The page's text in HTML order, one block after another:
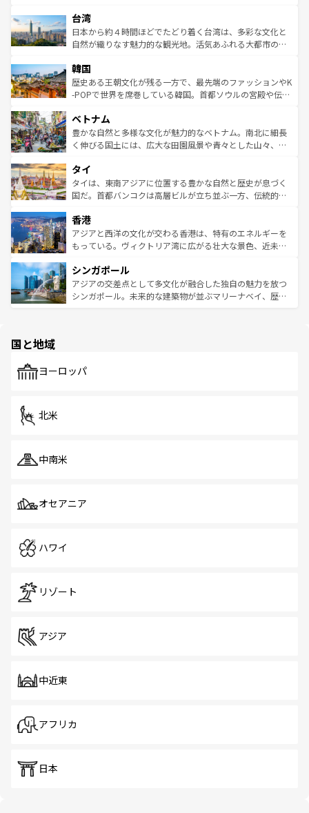
情報は
人々、おいしいローカルフードやハワイアンミュージッ
ク、伝統的なフラダンスなど、すべてがハワイの魅力を彩
っている。訪れるたびに新しい発見と感動が待っているハ
はコンテンツ一覧
リアリーフや大陸中央部にそびえるウルル（エアーズロッ
ク）、タスマニアの美しい原生林やケアンズの熱帯雨林な
ど、見どころがたくさん。また、カフェやワイン、オージ
いる。アクティビティも充実しており、サーフィンやダイ
ビング、ハイキングなど、アウトドア好きにはたまらな
い。オーストラリアの多彩な魅力を存分に味わいつくそ
参照してほしい。
台湾
日本から約４時間ほどでたどり着く台湾は、多彩な文化と
自然が織りなす魅力的な観光地。活気あふれる大都市の台
ン）、静ひつな山岳地帯である台湾東部など、都市の喧騒
と山間の静けさが共存しており、訪れる人に新しい発見と
驚きをもたらしてくれる。また、奥深い台湾の食文化も魅
容にもいいと評判のスイーツなど、バラエティ豊かな料理
が味わえる。 なお、新着の台湾情報は コンテンツ一覧を参
照してほしい。
韓国
歴史ある王朝文化が残る一方で、最先端のファッションやK
-POPで世界を席巻している韓国。首都ソウルの宮殿や伝統
き、地方に足を延ばせば四季折々の自然美を楽しむことが
できる。そして、キムチや焼肉、絶品のストリートフード
まで、さまざまな韓国料理が待っている。夜には、韓国な
リティに包まれながら、韓国の多彩な魅力を心ゆくまで味
わってみてほしい。 なお、新着の韓国情報はコンテンツ一
覧を参照してほしい。
ベトナム
豊かな自然と多様な文化が魅力的なベトナム。南北に細長
く伸びる国土には、広大な田園風景や青々とした山々、世
急速な発展と共に伝統が息づく。ハノイの古い町並みやホ
ーチミン市のフランス統治時代の建物も、独特の雰囲気を
醸し出している。また、バラエティの豊かさとおいしさで
とつ。フォーやバインミー、ベトナムコーヒーなどは、ぜ
ひ現地で味わいたい。どの地域を訪れてもあたたかい人々
が旅行者を迎えてくれるので、きっと忘れられない旅にな
参照してほしい。
タイ
タイは、東南アジアに位置する豊かな自然と歴史が息づく
国だ。首都バンコクは高層ビルが立ち並ぶ一方、伝統的な
の活気が交差している。北部ではチェンマイなどの山岳地
帯で自然と触れ合い、南部ではプーケットやクラビの美し
いビーチでリゾート気分を楽しむことができる。タイ料理
激する。気候は一年中温暖で、どの季節にも異なる楽しみ
が待っている。親しみやすいタイの人々、仏教を中心とし
た文化、そして多様な観光資源が、訪れる旅人を魅了し続
香港
アジアと西洋の文化が交わる香港は、特有のエネルギーを
もっている。ヴィクトリア湾に広がる壮大な景色、近未来
み、どこを訪れても感動するはず。観光スポットが密集し
ており、効率よく見どころを回れるのも魅力。息をのむよ
うな絶景から文化的な体験まで、香港を存分に楽しみ尽く
シンガポール
アジアの交差点として多文化が融合した独自の魅力を放つ
シンガポール。未来的な建築物が並ぶマリーナベイ、歴史
で、ホーカーズは地元の風情を楽しめる外せないスポット
国と地域
ヨーロッパ
北米
中南米
オセアニア
ハワイ
リゾート
アジア
中近東
アフリカ
日本